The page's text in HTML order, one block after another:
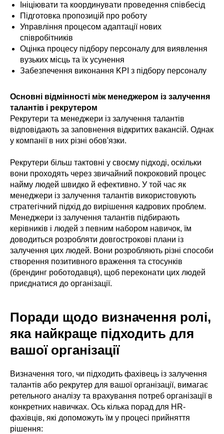
Ініціювати та координувати проведення співбесід
Підготовка пропозицій про роботу
Управління процесом адаптації нових
співробітників
Оцінка процесу підбору персоналу для виявлення
вузьких місць та їх усунення
Забезпечення виконання KPI з підбору персоналу
Основні відмінності між менеджером із залучення
талантів і рекрутером
Рекрутери та менеджери із залучення талантів
відповідають за заповнення відкритих вакансій. Однак
у компанії в них різні обов'язки.
Рекрутери більш тактовні у своєму підході, оскільки
вони проходять через звичайний покроковий процес
найму людей швидко й ефективно. У той час як
менеджери із залучення талантів використовують
стратегічний підхід до вирішення кадрових проблем.
Менеджери із залучення талантів підбирають
керівників і людей з певним набором навичок, їм
доводиться розробляти довгострокові плани із
залучення цих людей. Вони розробляють різні способи
створення позитивного враження та стосунків
(брендинг роботодавця), щоб переконати цих людей
приєднатися до організації.
Поради щодо визначення ролі,
яка найкраще підходить для
вашої організації
Визначення того, чи підходить фахівець із залучення
талантів або рекрутер для вашої організації, вимагає
ретельного аналізу та врахування потреб організації в
конкретних навичках. Ось кілька порад для HR-
фахівців, які допоможуть їм у процесі прийняття
рішення: